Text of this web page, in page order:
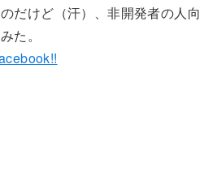
だけど（汗）、非開発者の人向
た。